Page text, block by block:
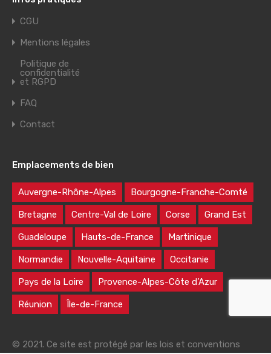
CGU
Mentions légales
Politique de
confidentialité
et RGPD
FAQ
Contact
Emplacements de bien
Auvergne-Rhône-Alpes Bourgogne-Franche-Comté
Bretagne Centre-Val de Loire Corse Grand Est
Guadeloupe Hauts-de-France Martinique
Normandie Nouvelle-Aquitaine Occitanie
Pays de la Loire Provence-Alpes-Côte d’Azur
Réunion Île-de-France
© 2021. Ce site est protégé par les lois et conventions